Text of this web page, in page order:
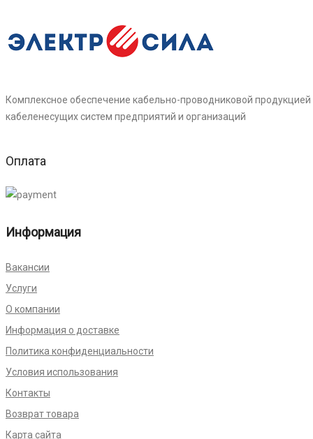
Комплексное обеспечение кабельно-проводниковой продукцией
кабеленесущих систем предприятий и организаций
Оплата
Информация
Вакансии
Услуги
О компании
Информация о доставке
Политика конфиденциальности
Условия использования
Контакты
Возврат товара
Карта сайта